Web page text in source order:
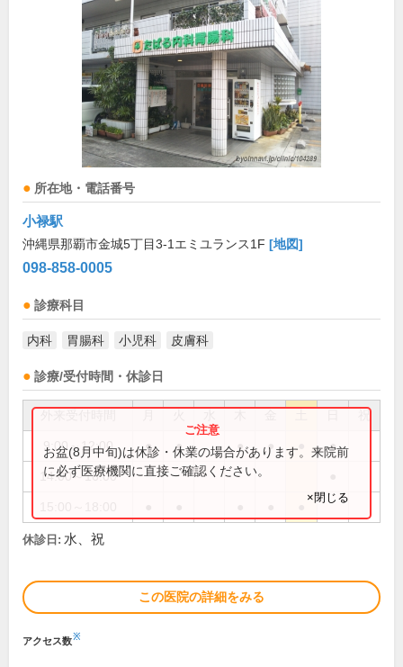
所在地・電話番号
小禄駅
沖縄県那覇市金城5丁目3-1エミユランス1F [地図]
098-858-0005
診療科目
内科 胃腸科 小児科 皮膚科
診療/受付時間・休診日
祝
9:00～12:00 ● ● ● ● ●
14:00～16:00
お盆(8月中旬)は休診・休業の場合があります。来院前
に必ず医療機関に直接ご確認ください。
×閉じる
休診日: 水、祝
この医院の詳細をみる
アクセス数※